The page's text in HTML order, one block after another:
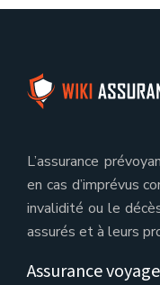
L’assurance
en cas d’imprévus
invalidité ou le
assurés et à leurs
Assurance voyage